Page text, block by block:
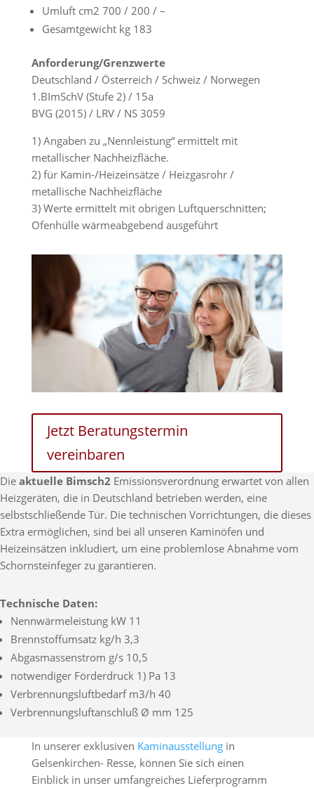
Umluft cm2 700 / 200 / –
Gesamtgewicht kg 183
Anforderung/Grenzwerte
Deutschland / Österreich / Schweiz / Norwegen
1.BImSchV (Stufe 2) / 15a
BVG (2015) / LRV / NS 3059
1) Angaben zu „Nennleistung“ ermittelt mit
metallischer Nachheizfläche.
2) für Kamin-/Heizeinsätze / Heizgasrohr /
metallische Nachheizfläche
3) Werte ermittelt mit obrigen Luftquerschnitten;
Ofenhülle wärmeabgebend ausgeführt
Jetzt Beratungstermin
vereinbaren
Die aktuelle Bimsch2 Emissionsverordnung erwartet von allen
Heizgeräten, die in Deutschland betrieben werden, eine
selbstschließende Tür. Die technischen Vorrichtungen, die dieses
Extra ermöglichen, sind bei all unseren Kaminöfen und
Heizeinsätzen inkludiert, um eine problemlose Abnahme vom
Schornsteinfeger zu garantieren.
Technische Daten:
Nennwärmeleistung kW 11
Brennstoffumsatz kg/h 3,3
Abgasmassenstrom g/s 10,5
notwendiger Förderdruck 1) Pa 13
Verbrennungsluftbedarf m3/h 40
Verbrennungsluftanschluß Ø mm 125
In unserer exklusiven Kaminausstellungin
Gelsenkirchen- Resse, können Sie sich einen
Einblick in unser umfangreiches Lieferprogramm